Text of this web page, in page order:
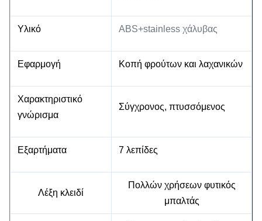
Υλικό ABS+stainless χάλυβας
Εφαρμογή Κοπή φρούτων και λαχανικών
Χαρακτηριστικό
γνώρισμα
Σύγχρονος, πτυσσόμενος
Εξαρτήματα 7 λεπίδες
Λέξη κλειδί
Πολλών χρήσεων φυτικός
μπαλτάς